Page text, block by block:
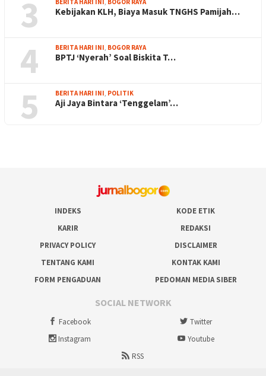
3 Kebijakan KLH, Biaya Masuk TNGHS Pamijah…
4 BERITA HARI INI BOGOR RAYA
BPTJ ‘Nyerah’ Soal Biskita T…
5 BERITA HARI INI POLITIK
Aji Jaya Bintara ‘Tenggelam’…
INDEKS
KODE ETIK
KARIR
REDAKSI
PRIVACY POLICY
DISCLAIMER
TENTANG KAMI
KONTAK KAMI
FORM PENGADUAN
PEDOMAN MEDIA SIBER
SOCIAL NETWORK
Facebook
Twitter
Instagram
Youtube
RSS